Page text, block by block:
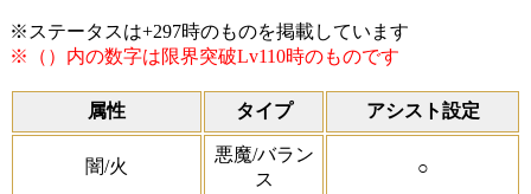
※ステータスは+297時のものを掲載しています
※（）内の数字は限界突破Lv110時のものです
属性 タイプ アシスト設定
闇/火
悪魔/バラン
ス
○